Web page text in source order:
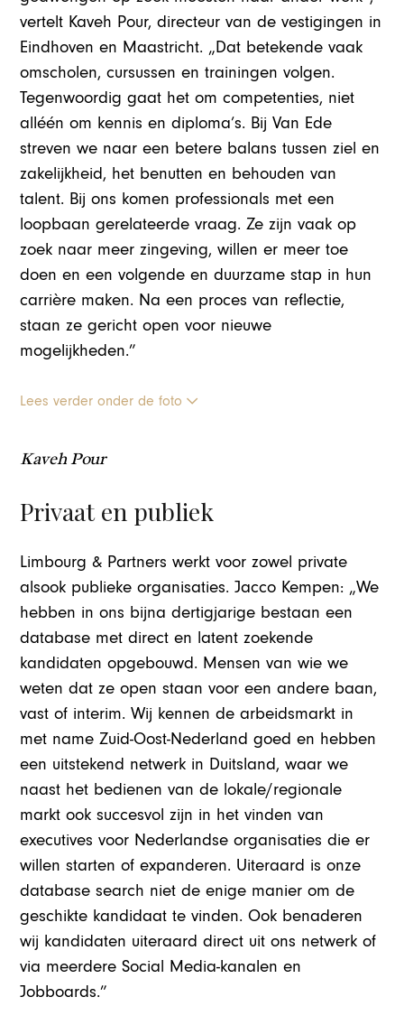
vertelt Kaveh Pour, directeur van de vestigingen in
Eindhoven en Maastricht. „Dat betekende vaak
omscholen, cursussen en trainingen volgen.
Tegenwoordig gaat het om competenties, niet
alléén om kennis en diploma’s. Bij Van Ede
streven we naar een betere balans tussen ziel en
zakelijkheid, het benutten en behouden van
talent. Bij ons komen professionals met een
loopbaan gerelateerde vraag. Ze zijn vaak op
zoek naar meer zingeving, willen er meer toe
doen en een volgende en duurzame stap in hun
carrière maken. Na een proces van reflectie,
staan ze gericht open voor nieuwe
mogelijkheden.”
Lees verder onder de foto
Kaveh Pour
Privaat en publiek
Limbourg & Partners werkt voor zowel private
alsook publieke organisaties. Jacco Kempen: „We
hebben in ons bijna dertigjarige bestaan een
database met direct en latent zoekende
kandidaten opgebouwd. Mensen van wie we
weten dat ze open staan voor een andere baan,
vast of interim. Wij kennen de arbeidsmarkt in
met name Zuid-Oost-Nederland goed en hebben
een uitstekend netwerk in Duitsland, waar we
naast het bedienen van de lokale/regionale
markt ook succesvol zijn in het vinden van
executives voor Nederlandse organisaties die er
willen starten of expanderen. Uiteraard is onze
database search niet de enige manier om de
geschikte kandidaat te vinden. Ook benaderen
wij kandidaten uiteraard direct uit ons netwerk of
via meerdere Social Media-kanalen en
Jobboards.”